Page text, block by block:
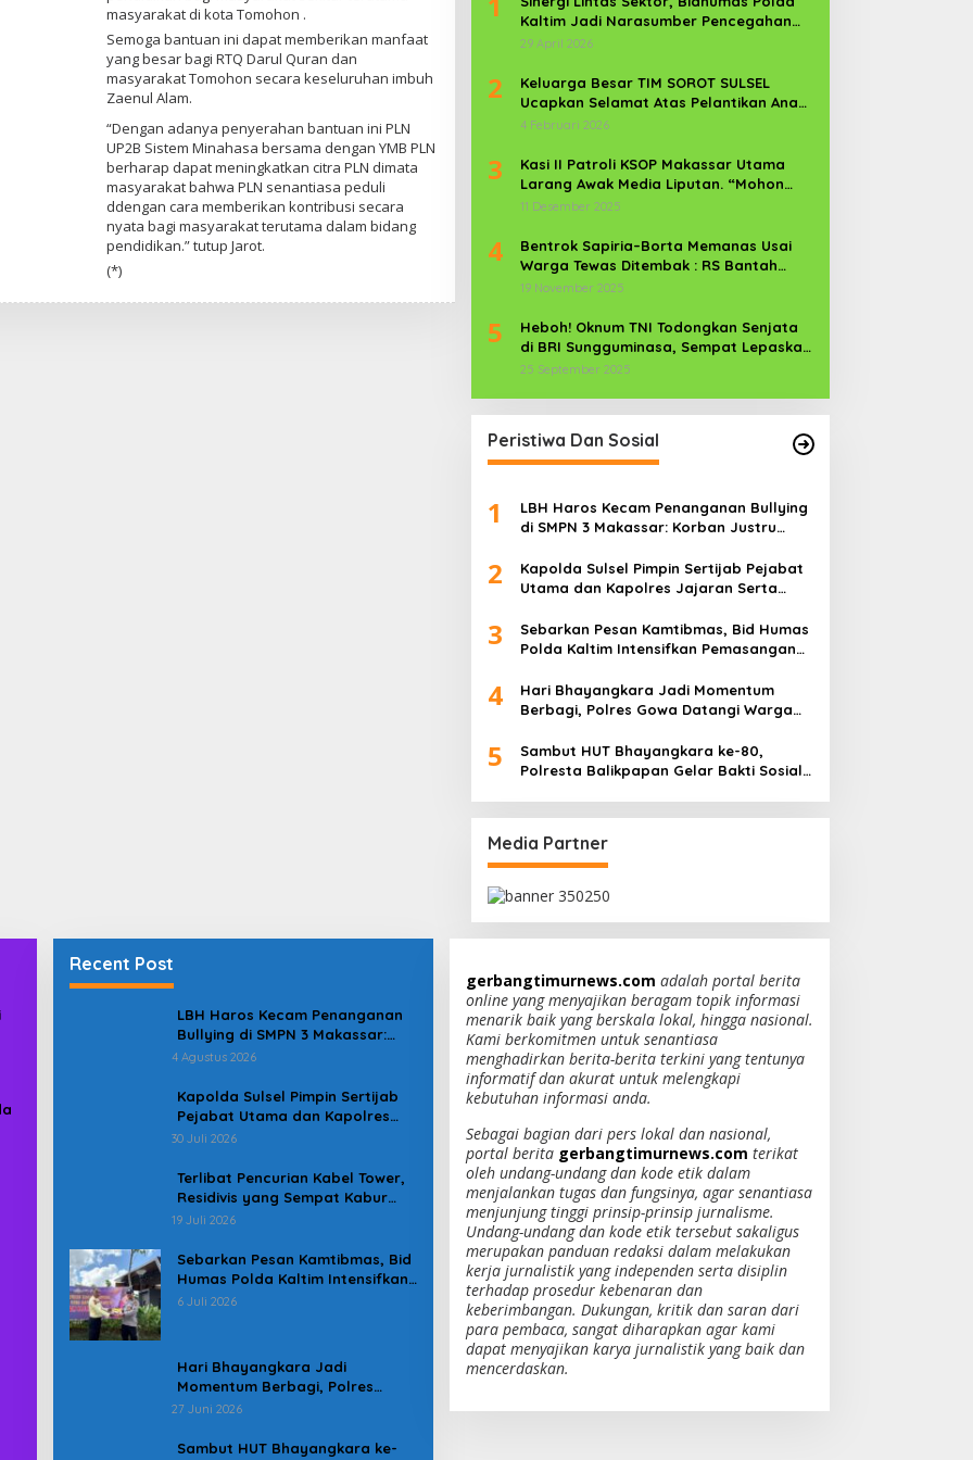
masyarakat di kota Tomohon .
Semoga bantuan ini dapat memberikan manfaat
yang besar bagi RTQ Darul Quran dan
masyarakat Tomohon secara keseluruhan imbuh
Zaenul Alam.
“Dengan adanya penyerahan bantuan ini PLN
UP2B Sistem Minahasa bersama dengan YMB PLN
berharap dapat meningkatkan citra PLN dimata
masyarakat bahwa PLN senantiasa peduli
ddengan cara memberikan kontribusi secara
nyata bagi masyarakat terutama dalam bidang
pendidikan.” tutup Jarot.
(*)
Kaltim Jadi Narasumber Pencegahan
Kekerasan Perempuan dan Anak
29 April 2026
2
Keluarga Besar TIM SOROT SULSEL
Ucapkan Selamat Atas Pelantikan Anak
Kr. Sijaya Pimred Gerbang Timur News
4 Februari 2026
3
Kasi II Patroli KSOP Makassar Utama
Larang Awak Media Liputan. “Mohon
Media Keluar”
11 Desember 2025
4
Bentrok Sapiria–Borta Memanas Usai
Warga Tewas Ditembak : RS Bantah
Lamban Tangani Korban, Aparat TNI-
19 November 2025
5
Heboh! Oknum TNI Todongkan Senjata
di BRI Sungguminasa, Sempat Lepaskan
Tembakan
25 September 2025
Peristiwa Dan Sosial
1
LBH Haros Kecam Penanganan Bullying
di SMPN 3 Makassar: Korban Justru
2
Kapolda Sulsel Pimpin Sertijab Pejabat
Utama dan Kapolres Jajaran Serta
3
Sebarkan Pesan Kamtibmas, Bid Humas
Polda Kaltim Intensifkan Pemasangan
4
Hari Bhayangkara Jadi Momentum
Berbagi, Polres Gowa Datangi Warga
5
Sambut HUT Bhayangkara ke-80,
Polresta Balikpapan Gelar Bakti Sosial
Media Partner
Recent Post
LBH Haros Kecam Penanganan
Bullying di SMPN 3 Makassar:
Korban Justru Dipaksa Pindah
4 Agustus 2026
Kapolda Sulsel Pimpin Sertijab
Pejabat Utama dan Kapolres
Jajaran Serta Lantik Karolog
30 Juli 2026
Terlibat Pencurian Kabel Tower,
Residivis yang Sempat Kabur
Berhasil Ditangkap Tim
19 Juli 2026
Sebarkan Pesan Kamtibmas, Bid
Humas Polda Kaltim Intensifkan
Pemasangan Spanduk serta
6 Juli 2026
Hari Bhayangkara Jadi
Momentum Berbagi, Polres
Gowa Datangi Warga yang
27 Juni 2026
Sambut HUT Bhayangkara ke-
gerbangtimurnews.com adalah portal berita
online yang menyajikan beragam topik informasi
menarik baik yang berskala lokal, hingga nasional.
Kami berkomitmen untuk senantiasa
menghadirkan berita-berita terkini yang tentunya
informatif dan akurat untuk melengkapi
kebutuhan informasi anda.
Sebagai bagian dari pers lokal dan nasional,
portal berita gerbangtimurnews.com terikat
oleh undang-undang dan kode etik dalam
menjalankan tugas dan fungsinya, agar senantiasa
menjunjung tinggi prinsip-prinsip jurnalisme.
Undang-undang dan kode etik tersebut sakaligus
merupakan panduan redaksi dalam melakukan
kerja jurnalistik yang independen serta disiplin
terhadap prosedur kebenaran dan
keberimbangan. Dukungan, kritik dan saran dari
para pembaca, sangat diharapkan agar kami
dapat menyajikan karya jurnalistik yang baik dan
mencerdaskan.